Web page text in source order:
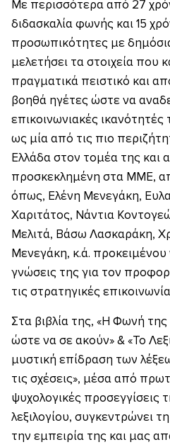
Με περισσότερα από 27
διδασκαλία φωνής και 15
προσωπικότητες με
μελετήσει τα στοιχεία που
πραγματικά πειστικό και
βοηθά ηγέτες ώστε να
επικοινωνιακές ικανότητές
ως μία από τις πιο
Ελλάδα στον τομέα της και
προσκεκλημένη στα ΜΜΕ,
όπως, Ελένη Μενεγάκη,
Χαριτάτος, Νάντια
Μελιτά, Βάσω Λασκαράκη,
Μενεγάκη, κ.ά. προκειμένου
γνώσεις της για τον
τις στρατηγικές
Στα βιβλία της, «Η Φωνή
ώστε να σε ακούν» & «Το
μυστική επίδραση των
τις σχέσεις», μέσα από
ψυχολογικές προσεγγίσεις
λεξιλογίου, συγκεντρώνει
την εμπειρία της και μας